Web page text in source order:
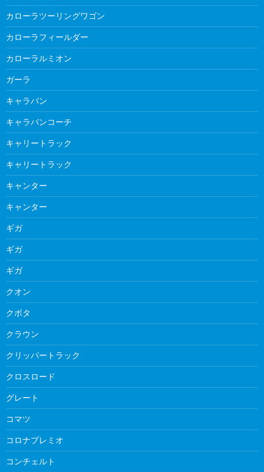
カローラツーリングワゴン
カローラフィールダー
カローラルミオン
ガーラ
キャラバン
キャラバンコーチ
キャリートラック
キャリートラック
キャンター
キャンター
ギガ
ギガ
ギガ
クオン
クボタ
クラウン
クリッパートラック
クロスロード
グレート
コマツ
コロナプレミオ
コンチェルト